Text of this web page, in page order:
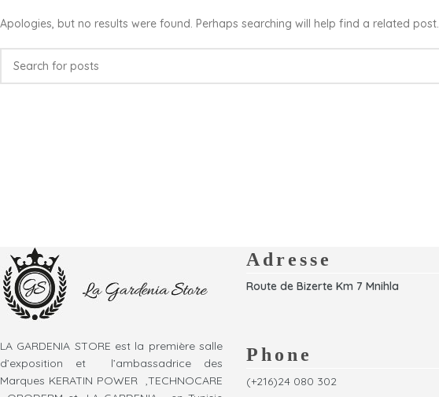
Apologies, but no results were found. Perhaps searching will help find a related post.
LA GARDENIA STORE est la première salle
d’exposition et l’ambassadrice des
Marques KERATIN POWER ,TECHNOCARE
Adresse
Route de Bizerte Km 7 Mnihla
Phone
(+216)24 080 302